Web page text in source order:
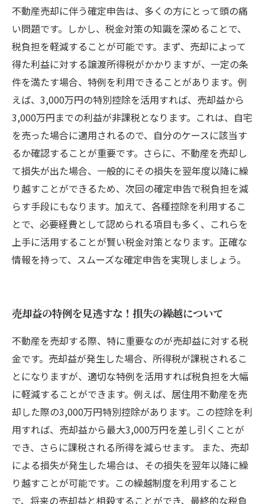
不動産売却に伴う確定申告は、多くの方にとって頭の痛
い問題です。しかし、税金対策の知識を深めることで、
税負担を軽減することが可能です。まず、売却によって
得た利益に対する譲渡所得税がかかりますが、一定の条
件を満たす場合、特例を利用できることがあります。例
えば、3,000万円の特別控除を活用すれば、売却益から
3,000万円までの利益が非課税となります。これは、自宅
を売った場合に適用されるので、自分のケースに該当す
るか確認することが重要です。さらに、不動産を売却し
て損失が出た場合、一般的にその損失を翌年度以降に繰
り越すことができるため、次回の確定申告で税負担を減
らす手段にもなります。加えて、各種控除を利用するこ
とで、必要経費として認められる項目も多く、これらを
上手に活用することが賢い税金対策となります。正確な
情報を持って、スムーズな確定申告を実現しましょう。
売却益の特例を見逃すな！損失の繰越について
不動産を売却する際、特に重要なのが売却益に対する税
金です。売却益が発生した場合、所得税が課税されるこ
とになりますが、適切な特例を活用すれば税負担を大幅
に軽減することができます。例えば、居住用不動産を売
却した際の3,000万円特別控除があります。この控除を利
用すれば、売却益から最大3,000万円を差し引くことが
でき、さらに課税される所得を減らせます。 また、売却
による損失が発生した場合は、その損失を翌年以降に繰
り越すことが可能です。この繰越制度を利用すること
で、将来の売却益と相殺することができ、最終的な税負